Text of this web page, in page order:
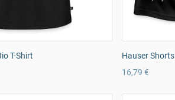
T-Shirt
Hauser Shorts
16,79 €